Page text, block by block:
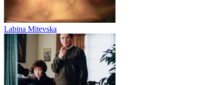
Labina Mitevska